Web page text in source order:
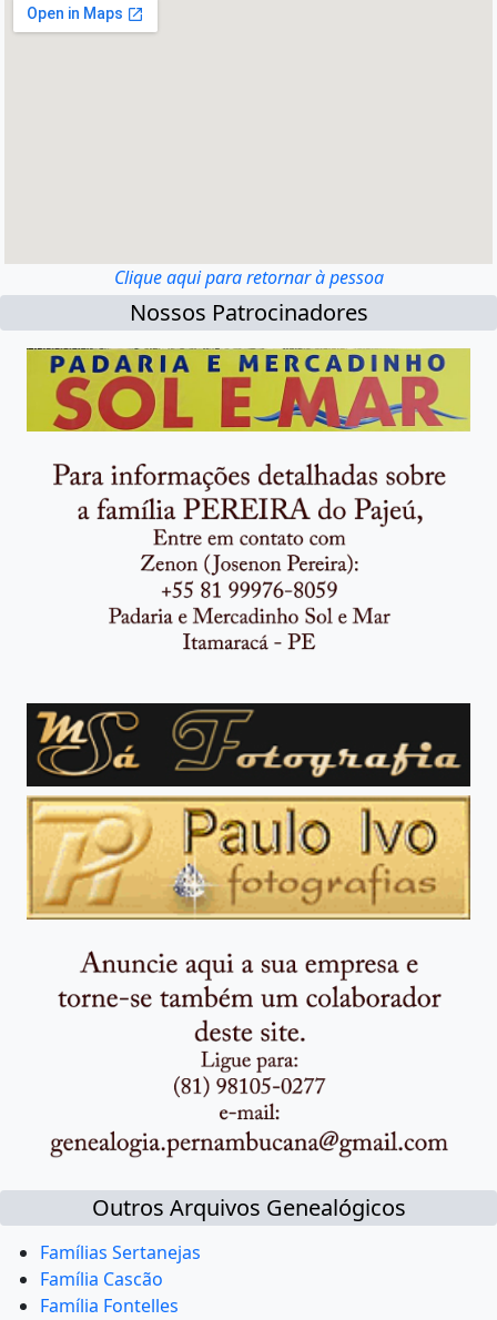
Clique aqui para retornar à pessoa
Nossos Patrocinadores
Outros Arquivos Genealógicos
Famílias Sertanejas
Família Cascão
Família Fontelles